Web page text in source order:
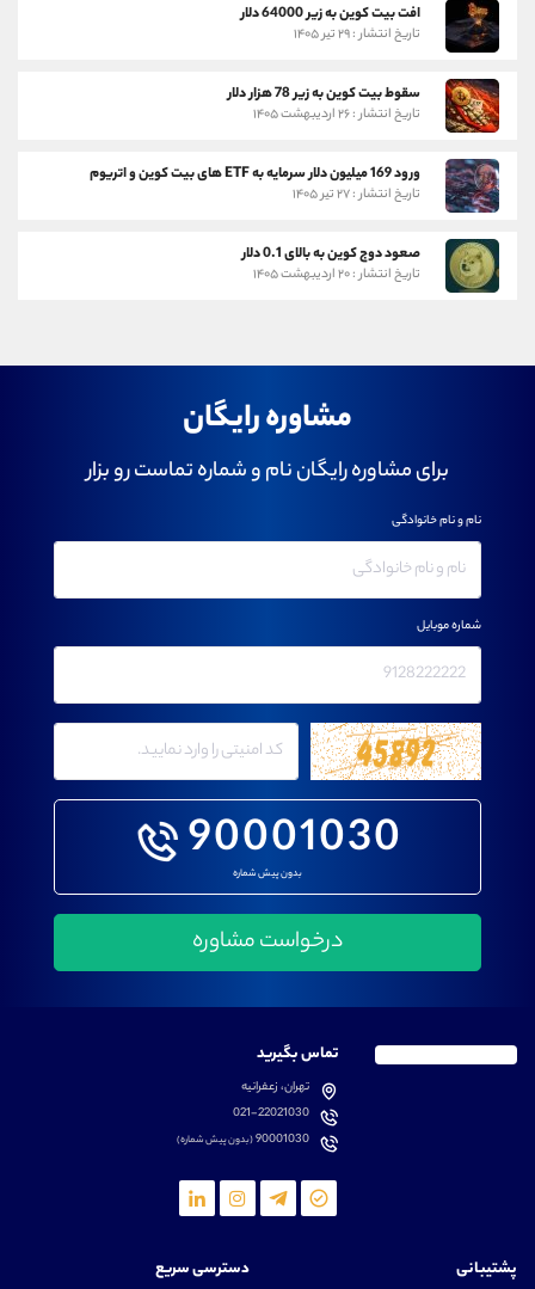
افت بیت کوین به زیر 64000 دلار
تاریخ انتشار : ۲۹ تیر ۱۴۰۵
سقوط بیت کوین به زیر 78 هزار دلار
تاریخ انتشار : ۲۶ اردیبهشت ۱۴۰۵
ورود 169 میلیون دلار سرمایه به ETF های بیت کوین و اتریوم
تاریخ انتشار : ۲۷ تیر ۱۴۰۵
صعود دوج کوین به بالای 0.1 دلار
تاریخ انتشار : ۲۰ اردیبهشت ۱۴۰۵
مشاوره رایگان
برای مشاوره رایگان نام و شماره تماست رو بزار
90001030
بدون پیش شماره
نام و نام خانوادگی
شماره موبایل
تماس بگیرید
تهران، زعفرانیه
021-22021030
90001030(بدون پیش شماره)
پشتیبانی دسترسی سریع